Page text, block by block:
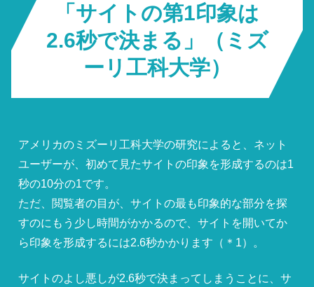
「サイトの第1印象は
2.6秒で決まる」（ミズ
ーリ工科大学）
アメリカのミズーリ工科大学の研究によると、ネット
ユーザーが、初めて見たサイトの印象を形成するのは1
秒の10分の1です。
ただ、閲覧者の目が、サイトの最も印象的な部分を探
すのにもう少し時間がかかるので、サイトを開いてか
ら印象を形成するには2.6秒かかります（＊1）。
サイトのよし悪しが2.6秒で決まってしまうことに、サ